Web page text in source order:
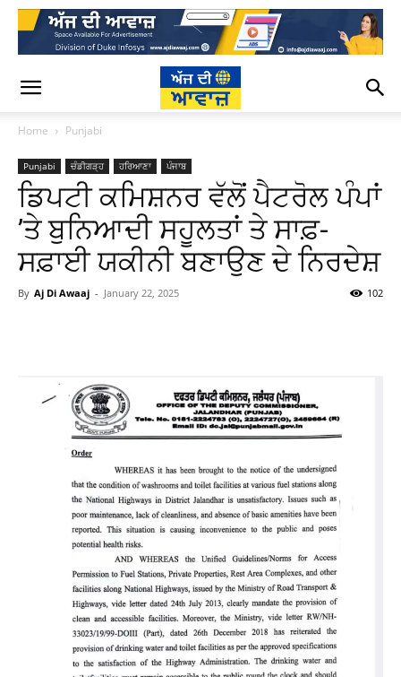
Home Punjabi
Punjabi ਚੰਡੀਗੜ੍ਹ ਹਰਿਆਣਾ ਪੰਜਾਬ
ਡਿਪਟੀ ਕਮਿਸ਼ਨਰ ਵੱਲੋਂ ਪੈਟਰੋਲ ਪੰਪਾਂ
’ਤੇ ਬੁਨਿਆਦੀ ਸਹੂਲਤਾਂ ਤੇ ਸਾਫ਼-
ਸਫ਼ਾਈ ਯਕੀਨੀ ਬਣਾਉਣ ਦੇ ਨਿਰਦੇਸ਼
By Aj Di Awaaj - January 22, 2025 102